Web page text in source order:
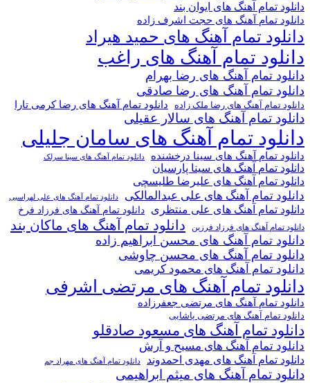
دانلود تمام آهنگ های ایوان بند
دانلود تمام آهنگ های حجت اشرف زاده
دانلود تمام آهنگ های حمید هیراد
دانلود تمام آهنگ های راغب
دانلود تمام آهنگ های رضا بهرام
دانلود تمام آهنگ های رضا صادقی
دانلود تمام آهنگ های رضا ملک زاده دانلود تمام آهنگ های رضا کرمی تارا
دانلود تمام آهنگ های سالار عقیلی
دانلود تمام آهنگ های سامان جلیلی
دانلود تمام آهنگ های سینا درخشنده دانلود تمام آهنگ های سینا سرلک
دانلود تمام آهنگ های سینا پارسیان
دانلود تمام آهنگ های علیرضا طلیسچی
دانلود تمام آهنگ های علی عبدالمالکی دانلود تمام آهنگ های علی لهراسبی
دانلود تمام آهنگ های علی منتظری دانلود تمام آهنگ های فرزاد فرخ
دانلود تمام آهنگ های فرزاد فرزین دانلود تمام آهنگ های ماکان بند
دانلود تمام آهنگ های محسن ابراهیم زاده
دانلود تمام آهنگ های محسن چاوشی
دانلود تمام آهنگ های محمود کریمی
دانلود تمام آهنگ های مرتضی اشرفی
دانلود تمام آهنگ های مرتضی جعفرزاده
دانلود تمام آهنگ های مرتضی پاشایی
دانلود تمام آهنگ های مسعود صادقلو
دانلود تمام آهنگ های مسیح و آرش
دانلود تمام آهنگ های مهدی احمدوند دانلود تمام آهنگ های مهراد جم
دانلود تمام آهنگ های میثم ابراهیمی